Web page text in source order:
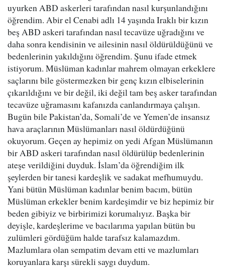
uyurken ABD askerleri tarafından nasıl kurşunlandığını
öğrendim. Abir el Cenabi adlı 14 yaşında Iraklı bir kızın
beş ABD askeri tarafından nasıl tecavüze uğradığını ve
daha sonra kendisinin ve ailesinin nasıl öldürüldüğünü ve
bedenlerinin yakıldığını öğrendim. Şunu ifade etmek
istiyorum. Müslüman kadınlar mahrem olmayan erkeklere
saçlarını bile göstermezken bir genç kızın elbiselerinin
çıkarıldığını ve bir değil, iki değil tam beş asker tarafından
tecavüze uğramasını kafanızda canlandırmaya çalışın.
Bugün bile Pakistan’da, Somali’de ve Yemen’de insansız
hava araçlarının Müslümanları nasıl öldürdüğünü
okuyorum. Geçen ay hepimiz on yedi Afgan Müslümanın
bir ABD askeri tarafından nasıl öldürülüp bedenlerinin
ateşe verildiğini duyduk. İslam’da öğrendiğim ilk
şeylerden bir tanesi kardeşlik ve sadakat mefhumuydu.
Yani bütün Müslüman kadınlar benim bacım, bütün
Müslüman erkekler benim kardeşimdir ve biz hepimiz bir
beden gibiyiz ve birbirimizi korumalıyız. Başka bir
deyişle, kardeşlerime ve bacılarıma yapılan bütün bu
zulümleri gördüğüm halde tarafsız kalamazdım.
Mazlumlara olan sempatim devam etti ve mazlumları
koruyanlara karşı sürekli saygı duydum.